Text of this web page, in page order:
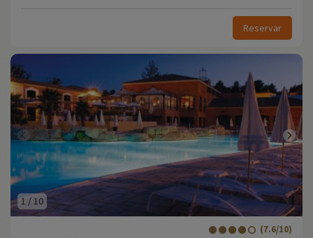
Reservar
1 /10
(7.6/10)